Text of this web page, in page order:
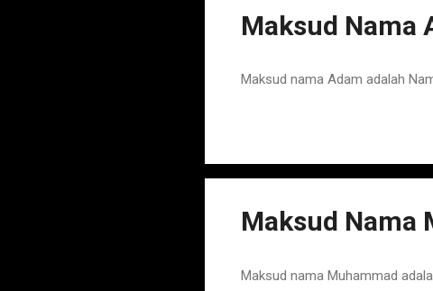
Maksud Nama
Maksud nama Adam adalah
Maksud Nama
Maksud nama Muhammad